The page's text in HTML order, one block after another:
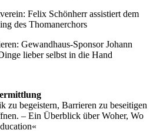
Felix Schönherr assistiert dem
des Thomanerchors
Gewandhaus-Sponsor Johann
lieber selbst in die Hand
zu begeistern, Barrieren zu beseitigen
– Ein Überblick über Woher, Wo